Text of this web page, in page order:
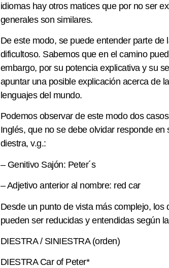
idiomas hay otros matices que por no ser
generales son similares.
De este modo, se puede entender parte
dificultoso. Sabemos que en el camino
embargo, por su potencia explicativa y su
apuntar una posible explicación acerca de
lenguajes del mundo.
Podemos observar de este modo dos
Inglés, que no se debe olvidar responde
diestra, v.g.:
– Genitivo Sajón: Peter´s
– Adjetivo anterior al nombre: red car
Desde un punto de vista más complejo,
pueden ser reducidas y entendidas según
DIESTRA / SINIESTRA (orden)
DIESTRA Car of Peter*